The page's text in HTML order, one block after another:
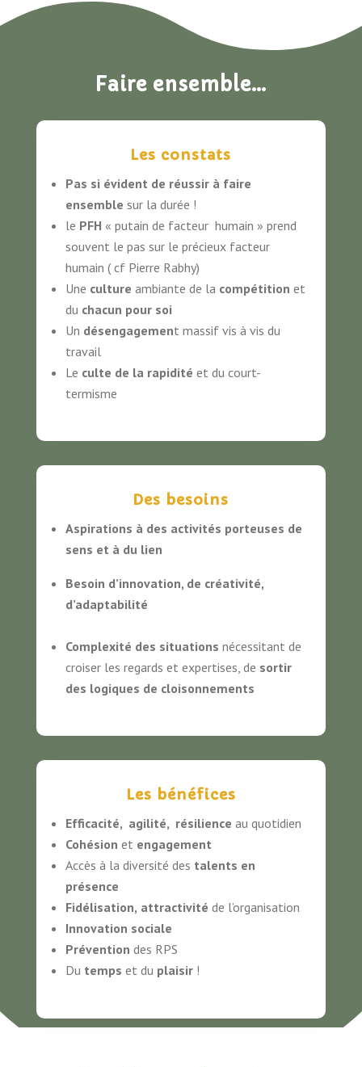
Faire ensemble…
Les constats
Pas si évident de réussir à faire
ensemble sur la durée !
le PFH « putain de facteur humain » prend
souvent le pas sur le précieux facteur
humain ( cf Pierre Rabhy)
Une culture ambiante de la compétition et
du chacun pour soi
Un désengagement massif vis à vis du
travail
Le culte de la rapidité et du court-
termisme
Des besoins
Aspirations à des activités porteuses de
sens et à du lien
Besoin d’innovation, de créativité,
d’adaptabilité
Complexité des situations nécessitant de
croiser les regards et expertises, de sortir
des logiques de cloisonnements
Les bénéfices
Efficacité, agilité, résilience au quotidien
Cohésion et engagement
Accès à la diversité des talents en
présence
Fidélisation, attractivité de l’organisation
Innovation sociale
Prévention des RPS
Du temps et du plaisir!